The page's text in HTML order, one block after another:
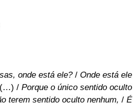
onde está ele?/ Onde está ele
/ Porque o único sentido oculto
terem sentido oculto nenhum, / É